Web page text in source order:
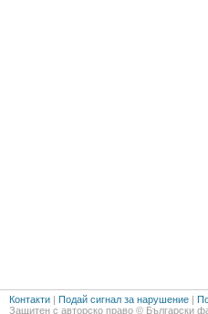
Контакти | Подай сигнал за нарушение |
Защитен с авторско право © Български